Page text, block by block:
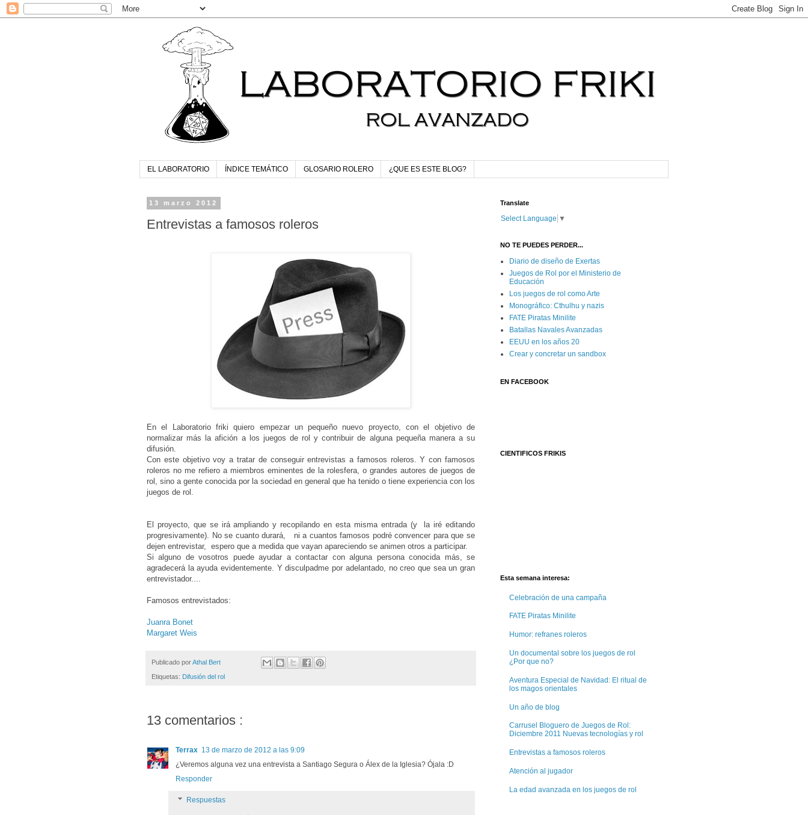
EL LABORATORIO ÍNDICE TEMÁTICO GLOSARIO ROLERO ¿QUE ES ESTE BLOG?
13 marzo 2012
Entrevistas a famosos roleros
En el Laboratorio friki quiero empezar un pequeño nuevo proyecto, con el objetivo de
normalizar más la afición a los juegos de rol y contribuir de alguna pequeña manera a su
difusión.
Con este objetivo voy a tratar de conseguir entrevistas a famosos roleros. Y con famosos
roleros no me refiero a miembros eminentes de la rolesfera, o grandes autores de juegos de
rol, sino a gente conocida por la sociedad en general que ha tenido o tiene experiencia con los
juegos de rol.
El proyecto, que se irá ampliando y recopilando en esta misma entrada (y la iré editando
progresivamente). No se cuanto durará, ni a cuantos famosos podré convencer para que se
dejen entrevistar, espero que a medida que vayan apareciendo se animen otros a participar.
Si alguno de vosotros puede ayudar a contactar con alguna persona conocida más, se
agradecerá la ayuda evidentemente. Y disculpadme por adelantado, no creo que sea un gran
entrevistador....
Famosos entrevistados:
Juanra Bonet
Margaret Weis
Publicado porAthal Bert
Etiquetas: Difusión del rol
13 comentarios :
Terrax 13 de marzo de 2012 a las 9:09
¿Veremos alguna vez una entrevista a Santiago Segura o Álex de la Iglesia? Ójala :D
Responder
Respuestas
Translate
Select Language ▼
NO TE PUEDES PERDER...
Diario de diseño de Exertas
Juegos de Rol por el Ministerio de
Educación
Los juegos de rol como Arte
Monográfico: Cthulhu y nazis
FATE Piratas Minilite
Batallas Navales Avanzadas
EEUU en los años 20
Crear y concretar un sandbox
EN FACEBOOK
CIENTIFICOS FRIKIS
Esta semana interesa:
Celebración de una campaña
FATE Piratas Minilite
Humor: refranes roleros
Un documental sobre los juegos de rol
¿Por que no?
Aventura Especial de Navidad: El ritual de
los magos orientales
Un año de blog
Carrusel Bloguero de Juegos de Rol:
Diciembre 2011 Nuevas tecnologías y rol
Entrevistas a famosos roleros
Atención al jugador
La edad avanzada en los juegos de rol